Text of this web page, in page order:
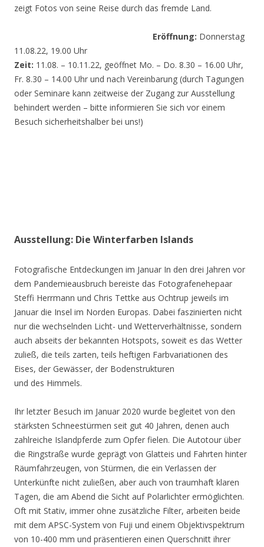
zeigt Fotos von seine Reise durch das fremde Land.
Eröffnung: Donnerstag
11.08.22, 19.00 Uhr
Zeit: 11.08. – 10.11.22, geöffnet Mo. – Do. 8.30 – 16.00 Uhr,
Fr. 8.30 – 14.00 Uhr und nach Vereinbarung (durch Tagungen
oder Seminare kann zeitweise der Zugang zur Ausstellung
behindert werden – bitte informieren Sie sich vor einem
Besuch sicherheitshalber bei uns!)
Ausstellung: Die Winterfarben Islands
Fotografische Entdeckungen im Januar In den drei Jahren vor
dem Pandemieausbruch bereiste das Fotografenehepaar
Steffi Herrmann und Chris Tettke aus Ochtrup jeweils im
Januar die Insel im Norden Europas. Dabei faszinierten nicht
nur die wechselnden Licht- und Wetterverhältnisse, sondern
auch abseits der bekannten Hotspots, soweit es das Wetter
zuließ, die teils zarten, teils heftigen Farbvariationen des
Eises, der Gewässer, der Bodenstrukturen
und des Himmels.
Ihr letzter Besuch im Januar 2020 wurde begleitet von den
stärksten Schneestürmen seit gut 40 Jahren, denen auch
zahlreiche Islandpferde zum Opfer fielen. Die Autotour über
die Ringstraße wurde geprägt von Glatteis und Fahrten hinter
Räumfahrzeugen, von Stürmen, die ein Verlassen der
Unterkünfte nicht zuließen, aber auch von traumhaft klaren
Tagen, die am Abend die Sicht auf Polarlichter ermöglichten.
Oft mit Stativ, immer ohne zusätzliche Filter, arbeiten beide
mit dem APSC-System von Fuji und einem Objektivspektrum
von 10-400 mm und präsentieren einen Querschnitt ihrer